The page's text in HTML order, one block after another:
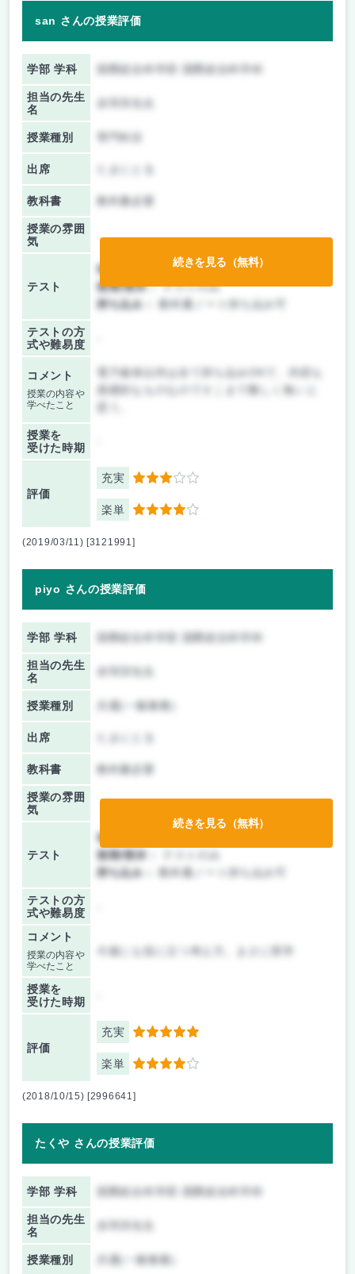
san さんの授業評価
学部 学科 国際総合科学部 国際総合科学科
担当の先生
名
授業種別
出席
教科書 教科書必要
授業の雰囲
気
テスト
前期/中間：
テストのみ
後期/期末：テストのみ
持ち込み：
教科書ノート持ち込み可
テストの方
式や難易度
コメント
授業の内容や
学べたこと
電子媒体以外は全て持ち込みOKで、内容も
基礎的なものなのでそこまで難しく無いと
授業を
受けた時期
評価
充実 3
楽単 4
続きを見る（無料）
(2019/03/11) [3121991]
piyo さんの授業評価
学部 学科 国際総合科学部 国際総合科学科
担当の先生
名
授業種別 共通(一般教養)
出席
教科書 教科書必要
授業の雰囲
気
テスト
前期/中間：
後期/期末：
持ち込み：
教科書ノート持ち込み可
テストの方
式や難易度
コメント
授業の内容や
学べたこと
今後にも役に立つ考え方。まさに実学
授業を
受けた時期
評価
充実 5
楽単 4
続きを見る（無料）
(2018/10/15) [2996641]
たくや さんの授業評価
学部 学科 国際総合科学部 国際総合科学科
担当の先生
名
授業種別 共通(一般教養)